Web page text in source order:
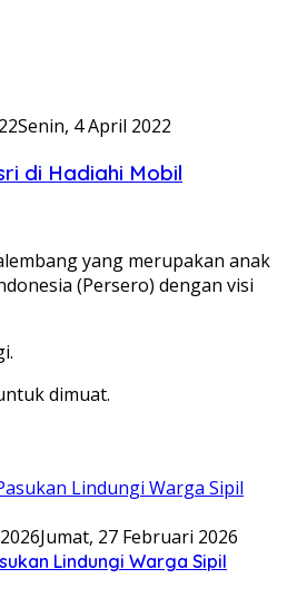
Senin, 4 April 2022
di Hadiahi Mobil
yang merupakan anak
(Persero) dengan visi
dimuat.
Jumat, 27 Februari 2026
Lindungi Warga Sipil